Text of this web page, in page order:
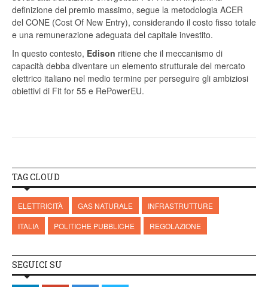
definizione del premio massimo, segue la metodologia ACER
del CONE (Cost Of New Entry), considerando il costo fisso totale
e una remunerazione adeguata del capitale investito.
In questo contesto, Edison ritiene che il meccanismo di
capacità debba diventare un elemento strutturale del mercato
elettrico italiano nel medio termine per perseguire gli ambiziosi
obiettivi di Fit for 55 e RePowerEU.
TAG CLOUD
ELETTRICITÀ GAS NATURALE
INFRASTRUTTURE
ITALIA
POLITICHE PUBBLICHE REGOLAZIONE
SEGUICI SU